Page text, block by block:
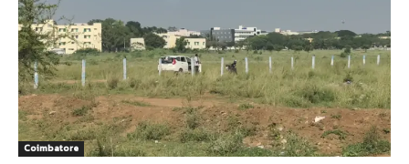
Coimbatore